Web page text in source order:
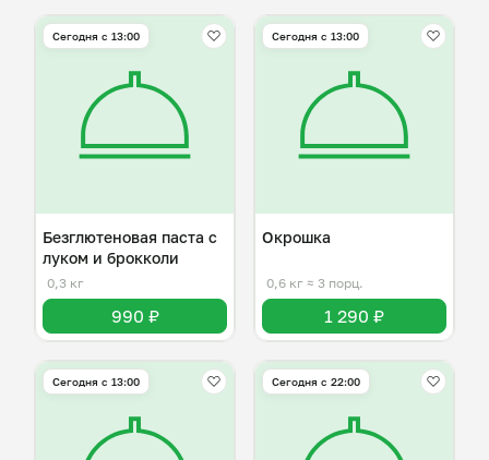
Сегодня с 13:00
Безглютеновая паста с
луком и брокколи
0,3 кг
990 ₽
Сегодня с 13:00
Окрошка
0,6 кг ≈ 3 порц.
1 290 ₽
Сегодня с 13:00 Сегодня с 22:00